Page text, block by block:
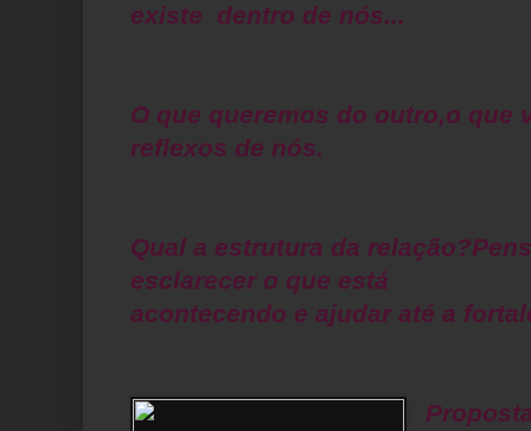
existe dentro de nós...
O que queremos do outro,o que
reflexos de nós.
Qual a estrutura da
esclarecer o que está
acontecendo e ajudar até a